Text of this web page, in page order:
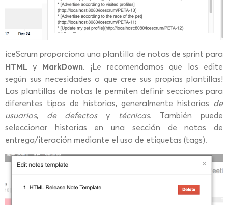
iceScrum proporciona una plantilla de notas de sprint para
HTML y MarkDown. ¡Le recomendamos que los edite
según sus necesidades o que cree sus propias plantillas!
Las plantillas de notas le permiten definir secciones para
diferentes tipos de historias, generalmente historias de
usuarios, de defectosy técnicas. También puede
seleccionar historias en una sección de notas de
entrega/iteración mediante el uso de etiquetas (tags).